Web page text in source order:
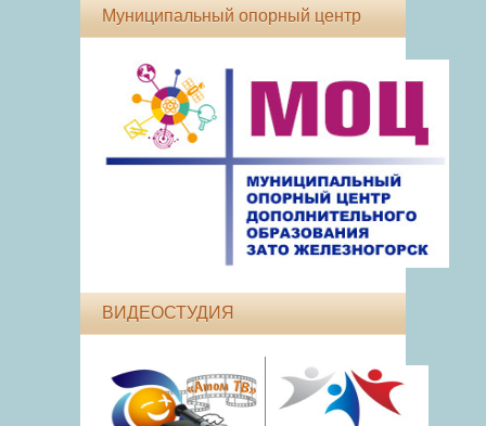
Муниципальный опорный центр
ВИДЕОСТУДИЯ